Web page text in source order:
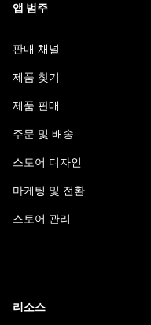
앱 범주
판매 채널
제품 찾기
제품 판매
주문 및 배송
스토어 디자인
마케팅 및 전환
스토어 관리
리소스